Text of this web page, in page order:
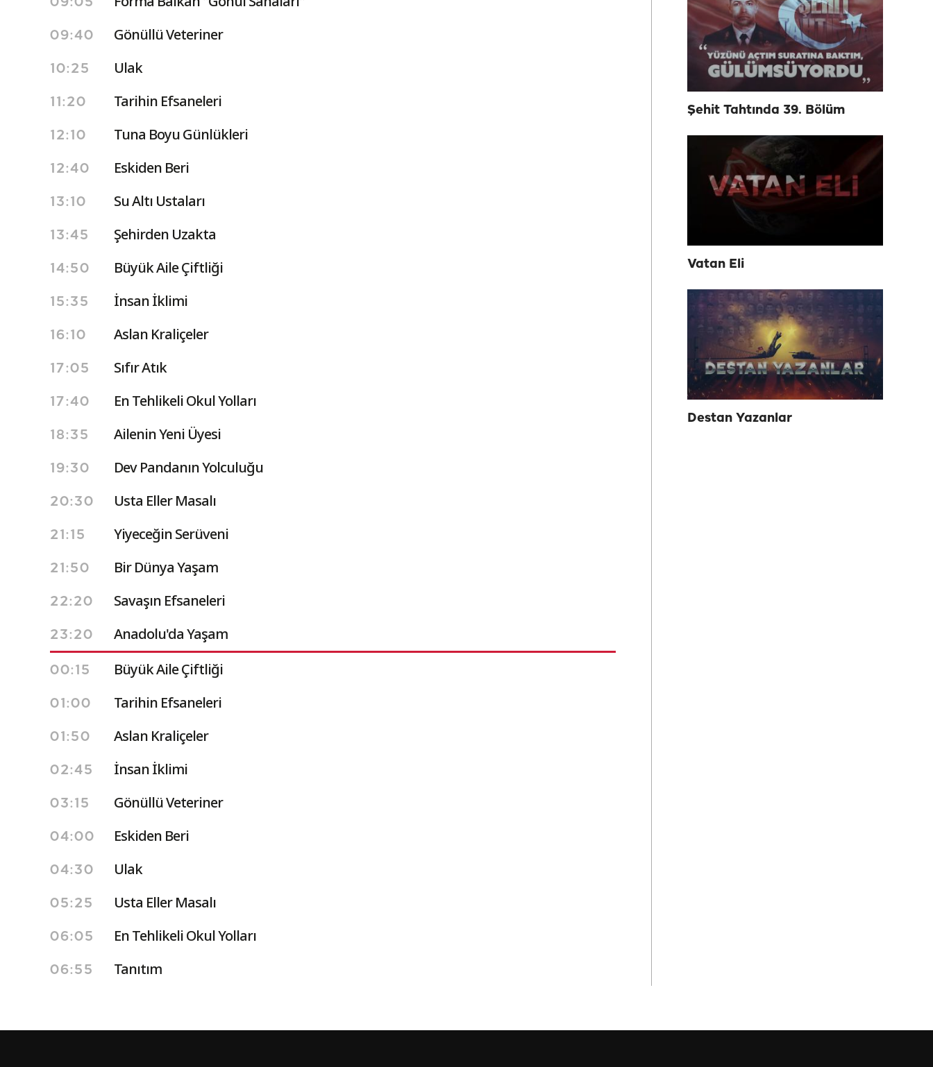
09:40 Gönüllü Veteriner
10:25 Ulak
11:20 Tarihin Efsaneleri
12:10 Tuna Boyu Günlükleri
12:40 Eskiden Beri
13:10 Su Altı Ustaları
13:45 Şehirden Uzakta
14:50 Büyük Aile Çiftliği
15:35 İnsan İklimi
16:10 Aslan Kraliçeler
17:05 Sıfır Atık
17:40 En Tehlikeli Okul Yolları
18:35 Ailenin Yeni Üyesi
19:30 Dev Pandanın Yolculuğu
20:30 Usta Eller Masalı
21:15 Yiyeceğin Serüveni
21:50 Bir Dünya Yaşam
22:20 Savaşın Efsaneleri
23:20 Anadolu'da Yaşam
00:15 Büyük Aile Çiftliği
01:00 Tarihin Efsaneleri
01:50 Aslan Kraliçeler
02:45 İnsan İklimi
03:15 Gönüllü Veteriner
04:00 Eskiden Beri
04:30 Ulak
05:25 Usta Eller Masalı
06:05 En Tehlikeli Okul Yolları
06:55 Tanıtım
Şehit Tahtında 39. Bölüm
Vatan Eli
Destan Yazanlar